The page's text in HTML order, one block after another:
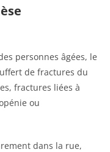
personnes âgées, le
de fractures du
fractures liées à
ou
dans la rue,